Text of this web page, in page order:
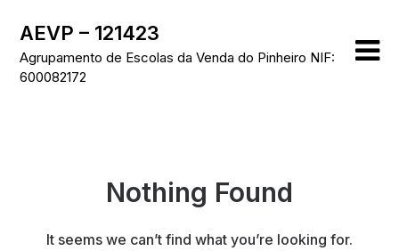
content
AEVP – 121423
Agrupamento de Escolas da Venda do Pinheiro NIF:
600082172
Nothing Found
It seems we can’t find what you’re looking for.